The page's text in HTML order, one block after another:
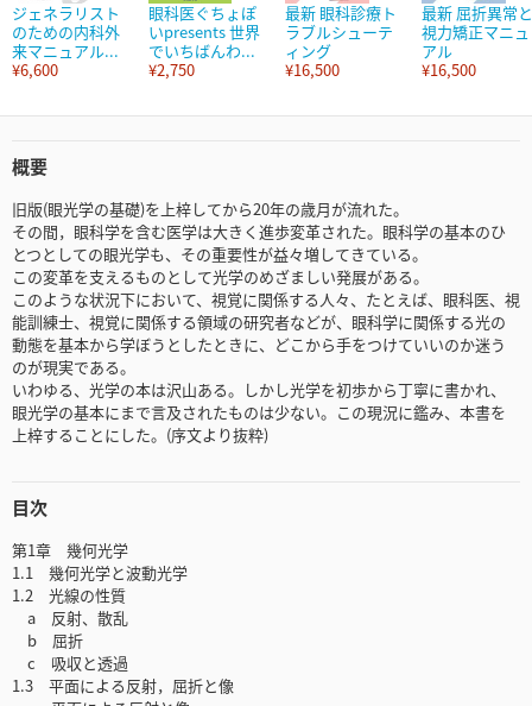
ジェネラリスト
のための内科外
来マニュアル...
¥6,600
眼科医ぐちょぽ
いpresents 世界
でいちばんわ...
¥2,750
最新 眼科診療ト
ラブルシューテ
ィング
¥16,500
最新 屈折異常と
視力矯正マニュ
アル
¥16,500
概要
旧版(眼光学の基礎)を上梓してから20年の歳月が流れた。
その間，眼科学を含む医学は大きく進歩変革された。眼科学の基本のひ
とつとしての眼光学も、その重要性が益々増してきている。
この変革を支えるものとして光学のめざましい発展がある。
このような状況下において、視覚に関係する人々、たとえば、眼科医、視
能訓練士、視覚に関係する領域の研究者などが、眼科学に関係する光の
動態を基本から学ぼうとしたときに、どこから手をつけていいのか迷う
のが現実である。
いわゆる、光学の本は沢山ある。しかし光学を初歩から丁寧に書かれ、
眼光学の基本にまで言及されたものは少ない。この現況に鑑み、本書を
上梓することにした。(序文より抜粋)
目次
第1章 幾何光学
1.1 幾何光学と波動光学
1.2 光線の性質
a 反射、散乱
b 屈折
c 吸収と透過
1.3 平面による反射，屈折と像